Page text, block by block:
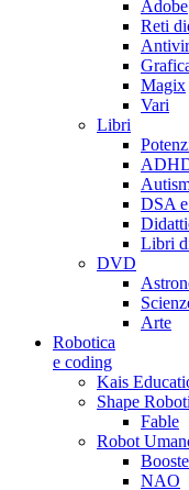
Adobe
Reti
Magix
Vari
Libri
DSA
Libri
DVD
Arte
Robotica
e coding
Kais
Shape
Fable
Robot
NAO